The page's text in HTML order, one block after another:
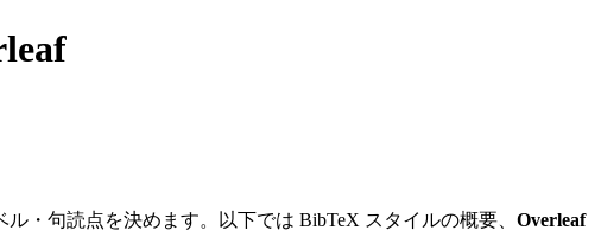
・句読点を決めます。以下では BibTeX スタイルの概要、 Overleaf